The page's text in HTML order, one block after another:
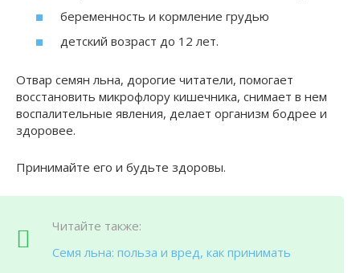
беременность и кормление грудью
детский возраст до 12 лет.
Отвар семян льна, дорогие читатели, помогает
восстановить микрофлору кишечника, снимает в нем
воспалительные явления, делает организм бодрее и
здоровее.
Принимайте его и будьте здоровы.
Читайте также:
Семя льна: польза и вред, как принимать